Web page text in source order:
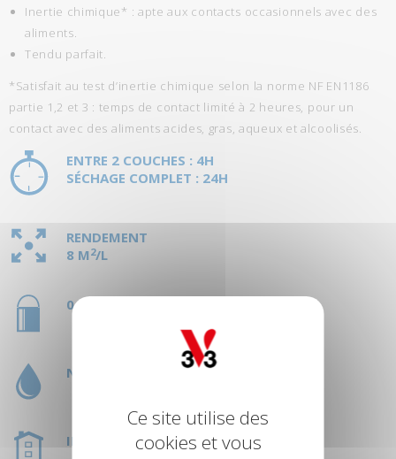
Inertie chimique* : apte aux contacts occasionnels avec des
aliments.
Tendu parfait.
*Satisfait au test d’inertie chimique selon la norme NF EN1186
partie 1,2 et 3 : temps de contact limité à 2 heures, pour un
contact avec des aliments acides, gras, aqueux et alcoolisés.
ENTRE 2 COUCHES : 4H
SÉCHAGE COMPLET : 24H
RENDEMENT
8 M2/L
0,5L
NETTOYAGE À L'EAU
INTÉRIEUR
Ce site utilise des
cookies et vous